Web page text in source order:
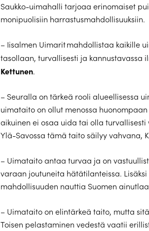
Saukko-uimahalli tarjoaa erinomaiset
monipuolisiin harrastusmahdollisuuksiin.
– Iisalmen Uimarit mahdollistaa kaikille
tasollaan, turvallisesti ja kannustavassa
Kettunen.
– Seuralla on tärkeä rooli alueellisessa
uimataito on ollut menossa
aikuinen ei osaa uida tai olla
Ylä-Savossa tämä taito säilyy vahvana,
– Uimataito antaa turvaa ja on
varaan joutuneita hätätilanteissa.
mahdollisuuden nauttia Suomen
– Uimataito on elintärkeä taito, mutta
Toisen pelastaminen vedestä vaatii